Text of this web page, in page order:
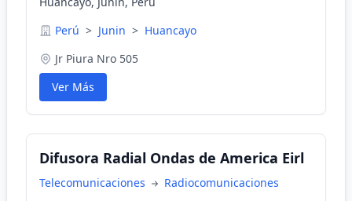
Perú > Junin > Huancayo
Jr Piura Nro 505
Ver Más
Difusora Radial Ondas de America Eirl
Telecomunicaciones Radiocomunicaciones